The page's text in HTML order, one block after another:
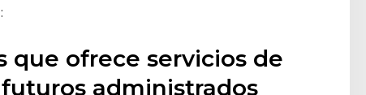
que ofrece servicios de
administrados